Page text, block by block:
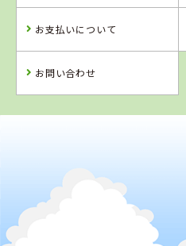
詳 細
詳 細
詳
4位
静岡県
5
新潟県
六日町自
お支払いについて
お問い合わせ